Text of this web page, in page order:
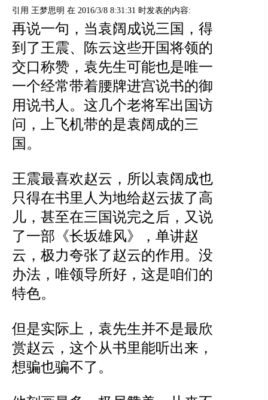
引用 王梦思明 在 2016/3/8 8:31:31 时发表的内容:
再说一句，当袁阔成说三国，得
到了王震、陈云这些开国将领的
交口称赞，袁先生可能也是唯一
一个经常带着腰牌进宫说书的御
用说书人。这几个老将军出国访
问，上飞机带的是袁阔成的三
国。
王震最喜欢赵云，所以袁阔成也
只得在书里人为地给赵云拔了高
儿，甚至在三国说完之后，又说
了一部《长坂雄风》，单讲赵
云，极力夸张了赵云的作用。没
办法，唯领导所好，这是咱们的
特色。
但是实际上，袁先生并不是最欣
赏赵云，这个从书里能听出来，
想骗也骗不了。